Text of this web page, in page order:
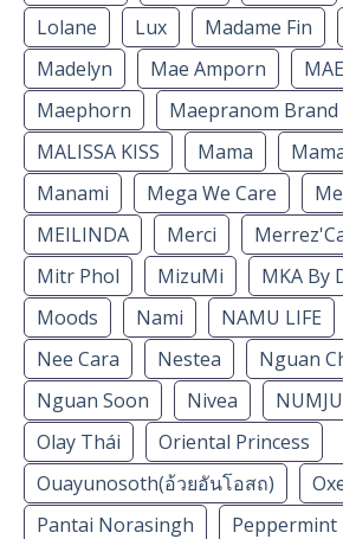
Lolane
Lux Madame Fin
Madelyn
Mae Amporn
Maephorn
Maepranom Brand
MALISSA KISS
Mama
Manami
Mega We Care
MEILINDA
Merci
Mitr Phol
MizuMi
MKA By
Moods
Nami NAMU LIFE
Nee Cara
Nestea
Nguan
Nguan Soon
Nivea NUMJU
Olay Thái
Oriental Princess
Ouayunosoth(อ้วยอันโอสถ)
Pantai Norasingh
Peppermint